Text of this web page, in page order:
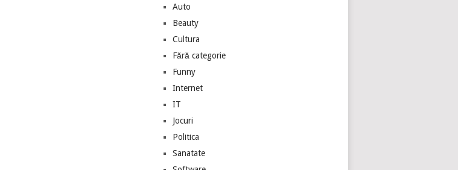
Auto
Beauty
Cultura
Fără categorie
Funny
Internet
IT
Jocuri
Politica
Sanatate